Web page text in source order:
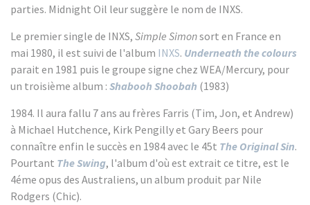
parties. Midnight Oil leur suggère le nom de INXS.
Le premier single de INXS, Simple Simonsort en France en
mai 1980, il est suivi de l'album INXS. Underneath the colours
parait en 1981 puis le groupe signe chez WEA/Mercury, pour
un troisième album : Shabooh Shoobah (1983)
1984. Il aura fallu 7 ans au frères Farris (Tim, Jon, et Andrew)
à Michael Hutchence, Kirk Pengilly et Gary Beers pour
connaître enfin le succès en 1984 avec le 45t The Original Sin.
Pourtant The Swing, l'album d'où est extrait ce titre, est le
4éme opus des Australiens, un album produit par Nile
Rodgers (Chic).